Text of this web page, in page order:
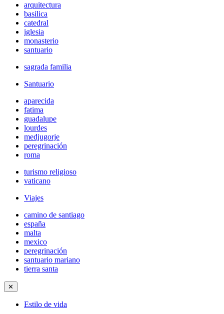
arquitectura
basilica
catedral
iglesia
monasterio
santuario
sagrada familia
Santuario
aparecida
fatima
guadalupe
lourdes
medjugorje
peregrinación
roma
turismo religioso
vaticano
Viajes
camino de santiago
españa
malta
mexico
peregrinación
santuario mariano
tierra santa
✕
Estilo de vida